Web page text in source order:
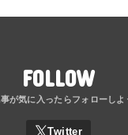
FOLLOW